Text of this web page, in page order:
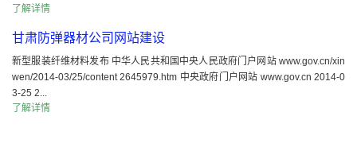
了解详情
甘肃防弹器材公司网站建设
新型服装纤维材料发布 中华人民共和国中央人民政府门户网站 www.gov.cn/xin
wen/2014-03/25/content 2645979.htm 中央政府门户网站 www.gov.cn 2014-0
3-25 2...
了解详情